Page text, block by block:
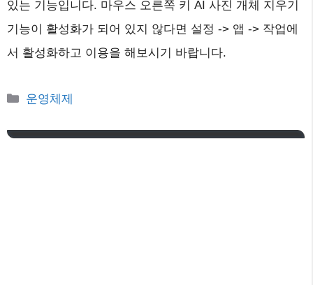
있는 기능입니다. 마우스 오른쪽 키 AI 사진 개체 지우기
기능이 활성화가 되어 있지 않다면 설정 -> 앱 -> 작업에
서 활성화하고 이용을 해보시기 바랍니다.
카
고
운영체제